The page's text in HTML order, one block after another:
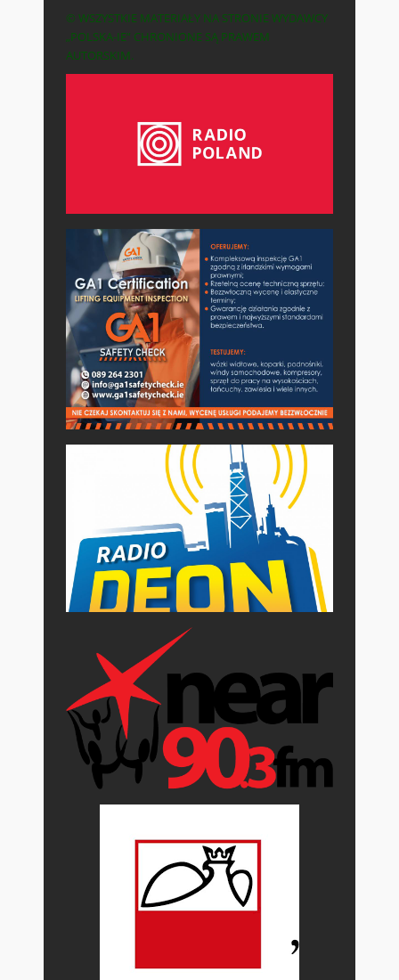
© WSZYSTKIE MATERIAŁY NA STRONIE WYDAWCY
„POLSKA-IE” CHRONIONE SĄ PRAWEM
AUTORSKIM.